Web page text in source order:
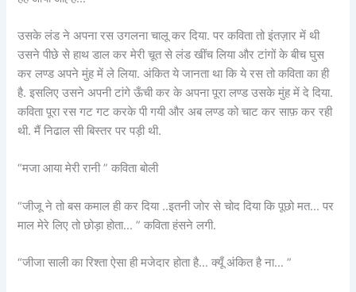
उसके लंड ने अपना रस उगलना चालू कर दिया. पर कविता तो इंतज़ार में थी
उसने पीछे से हाथ डाल कर मेरी चूत से लंड खींच लिया और टांगों के बीच घुस
कर लण्ड अपने मुंह में ले लिया. अंकित ये जानता था कि ये रस तो कविता का ही
है. इसलिए उसने अपनी टांगे ऊँची कर के अपना पूरा लण्ड उसके मुंह में दे दिया.
कविता पूरा रस गट गट करके पी गयी और अब लण्ड को चाट कर साफ़ कर रही
थी. मैं निढाल सी बिस्तर पर पड़ी थी.
“मजा आया मेरी रानी ” कविता बोली
“जीजू ने तो बस कमाल ही कर दिया ..इतनी जोर से चोद दिया कि पूछो मत… पर
माल मेरे लिए तो छोड़ा होता… ” कविता हंसने लगी.
“जीजा साली का रिश्ता ऐसा ही मजेदार होता है… क्यूँ अंकित है ना… ”